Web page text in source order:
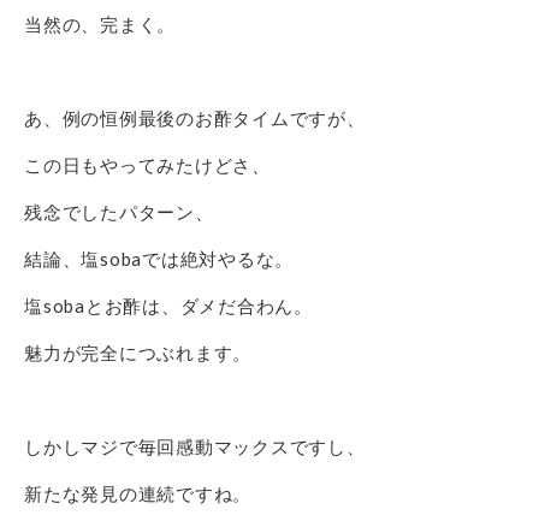
当然の、完まく。
あ、例の恒例最後のお酢タイムですが、
この日もやってみたけどさ、
残念でしたパターン、
結論、塩sobaでは絶対やるな。
塩sobaとお酢は、ダメだ合わん。
魅力が完全につぶれます。
しかしマジで毎回感動マックスですし、
新たな発見の連続ですね。